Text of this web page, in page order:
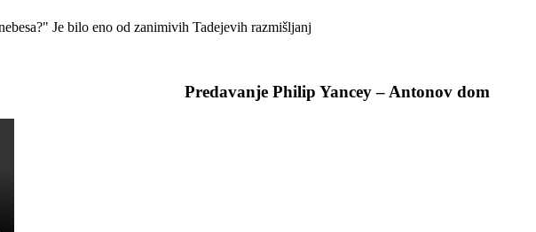
Je bilo eno od zanimivih Tadejevih razmišljanj
Predavanje Philip Yancey – Antonov dom